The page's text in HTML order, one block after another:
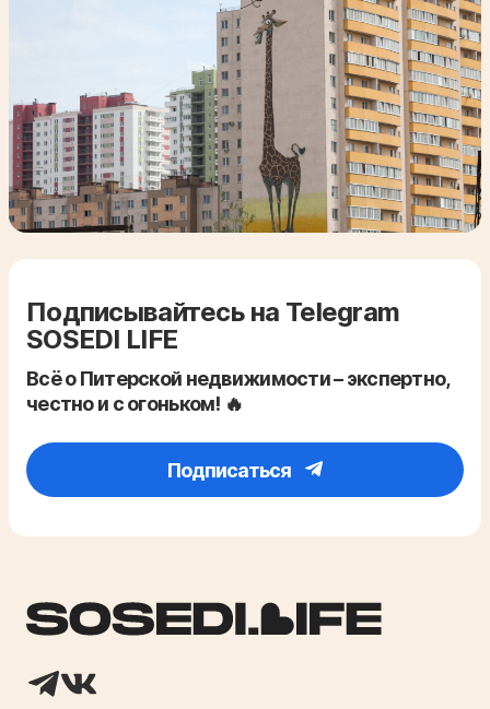
Подписывайтесь на Telegram
SOSEDI LIFE
Всё о Питерской недвижимости – экспертно,
честно и с огоньком! 🔥
Подписаться